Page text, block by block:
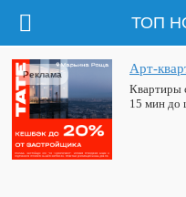
ТОП
Арт-
Квартиры
15 мин до
Реклама